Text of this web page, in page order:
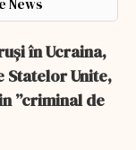
în Ucraina,
Statelor Unite,
”criminal de